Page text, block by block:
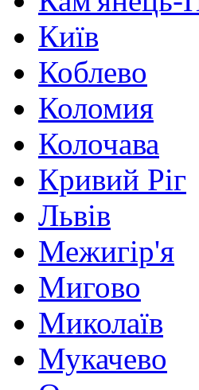
Київ
Коблево
Коломия
Колочава
Кривий Ріг
Львів
Межигір'я
Мигово
Миколаїв
Мукачево